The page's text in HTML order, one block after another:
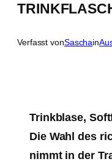
Verfasst vonSaschain
Trinkblase,
Die Wahl des
nimmt in der